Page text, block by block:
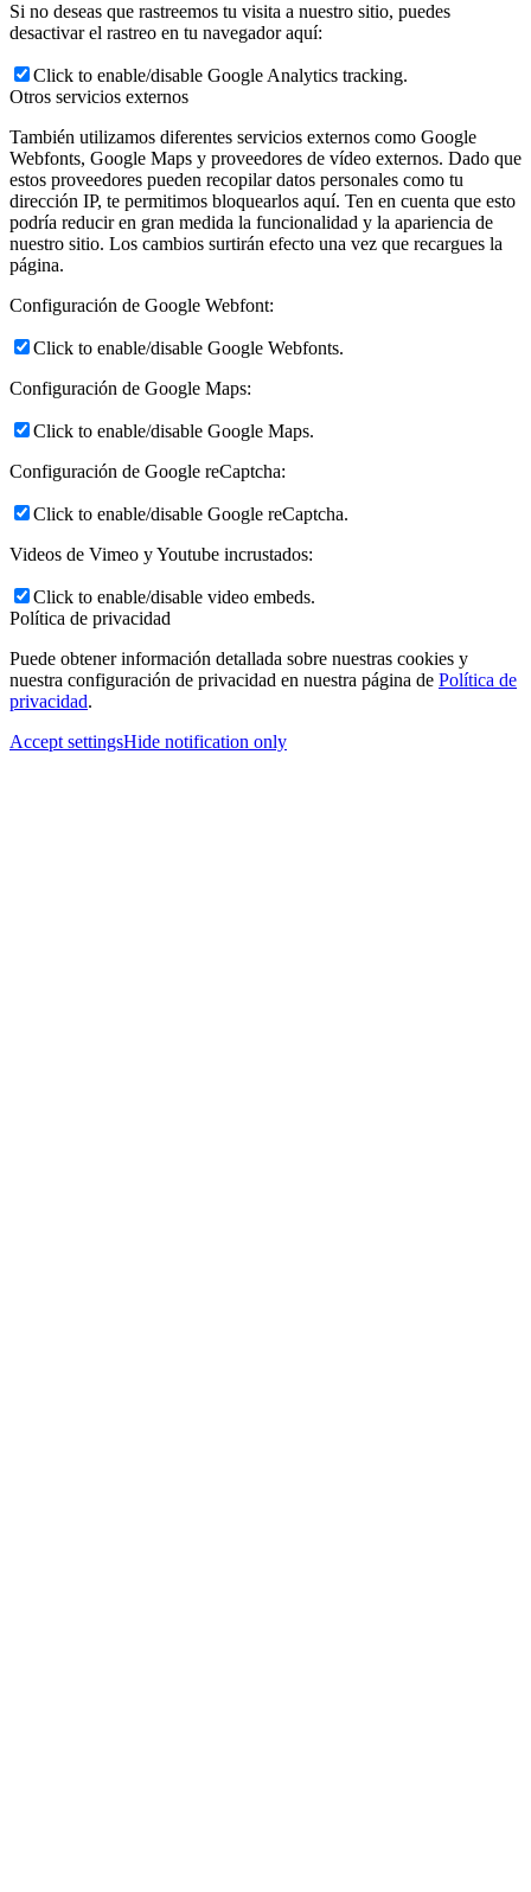
Si no deseas que rastreemos tu visita a nuestro sitio, puedes
desactivar el rastreo en tu navegador aquí:
Click to enable/disable Google Analytics tracking.
Otros servicios externos
También utilizamos diferentes servicios externos como Google
Webfonts, Google Maps y proveedores de vídeo externos. Dado que
estos proveedores pueden recopilar datos personales como tu
dirección IP, te permitimos bloquearlos aquí. Ten en cuenta que esto
podría reducir en gran medida la funcionalidad y la apariencia de
nuestro sitio. Los cambios surtirán efecto una vez que recargues la
página.
Configuración de Google Webfont:
Click to enable/disable Google Webfonts.
Configuración de Google Maps:
Click to enable/disable Google Maps.
Configuración de Google reCaptcha:
Click to enable/disable Google reCaptcha.
Videos de Vimeo y Youtube incrustados:
Click to enable/disable video embeds.
Política de privacidad
Puede obtener información detallada sobre nuestras cookies y
nuestra configuración de privacidad en nuestra página de Política de
privacidad.
Accept settingsHide notification only